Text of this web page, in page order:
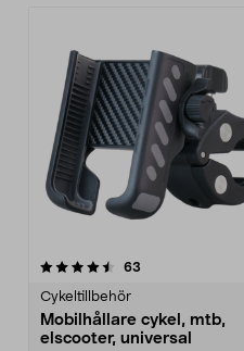
63
Cykeltillbehör
Mobilhållare cykel, mtb,
elscooter, universal
4.5 av 5 stjärnor